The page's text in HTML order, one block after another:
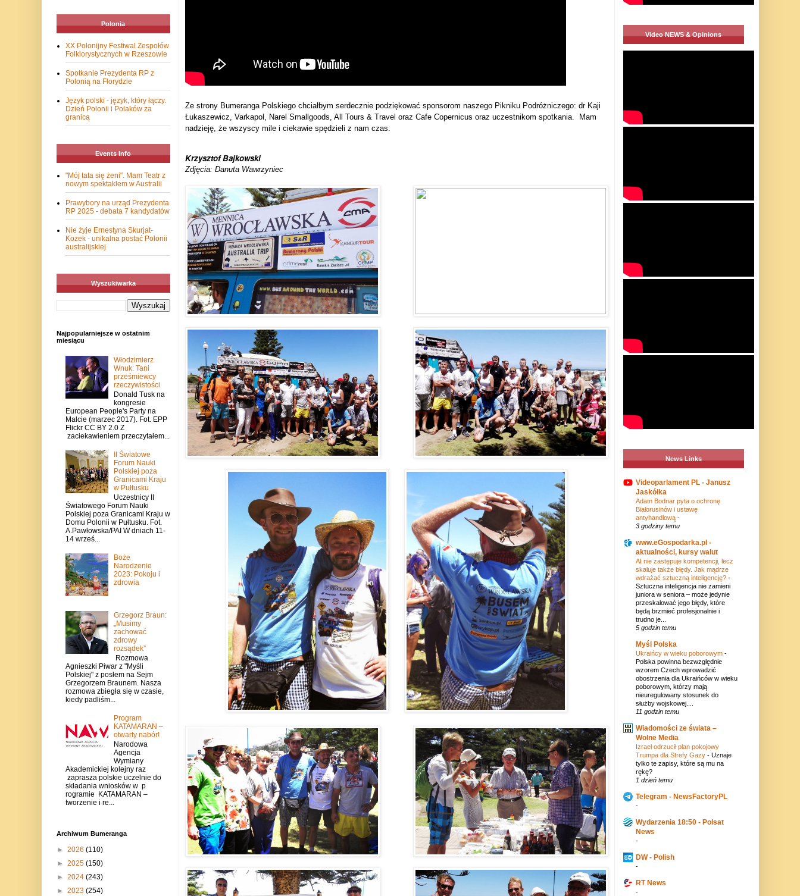
Ze strony Bumeranga Polskiego chciałbym serdecznie podziękować sponsorom naszego Pikniku Podróżniczego: dr Kaji
Łukaszewicz, Varkapol, Narel Smallgoods, All Tours & Travel oraz Cafe Copernicus oraz uczestnikom spotkania.
Mam
nadzieję, że wszyscy mile i ciekawie spędzieli z nam czas.
Krzysztof Bajkowski
Zdjęcia: Danuta Wawrzyniec
Polonia
XX Polonijny Festiwal Zespołów
Folklorystycznych w Rzeszowie
Spotkanie Prezydenta RP z
Polonią na Florydzie
Język polski - język, który łączy.
Dzień Polonii i Polaków za
granicą
Events Info
"Mój tata się żeni". Mam Teatr z
nowym spektaklem w Australii
Prawybory na urząd Prezydenta
RP 2025 - debata 7 kandydatów
Nie żyje Ernestyna Skurjat-
Kozek - unikalna postać Polonii
australijskiej
Wyszukiwarka
Najpopularniejsze w ostatnim
miesiącu
Włodzimierz
Wnuk: Tani
prześmiewcy
rzeczywistości
Donald Tusk na
kongresie
European People's Party na
Malcie (marzec 2017). Fot. EPP
Flickr CC BY 2.0 Z
zaciekawieniem przeczytałem...
II Światowe
Forum Nauki
Polskiej poza
Granicami Kraju
w Pułtusku
Uczestnicy II
Światowego Forum Nauki
Polskiej poza Granicami Kraju w
Domu Polonii w Pułtusku. Fot.
A.Pawłowska/PAI W dniach 11-
14 wrześ...
Boże
Narodzenie
2023: Pokoju i
zdrowia
Grzegorz Braun:
„Musimy
zachować
zdrowy
rozsądek”
Rozmowa
Agnieszki Piwar z "Myśli
Polskiej" z posłem na Sejm
Grzegorzem Braunem. Nasza
rozmowa zbiegła się w czasie,
kiedy padliśm...
Program
KATAMARAN –
otwarty nabór!
Narodowa
Agencja
Wymiany
Akademickiej kolejny raz
zaprasza polskie uczelnie do
składania wniosków w p
rogramie KATAMARAN –
tworzenie i re...
Archiwum Bumeranga
► 2026 (110)
► 2025 (150)
► 2024 (243)
► 2023 (254)
Video NEWS & Opinions
News Links
Videoparlament PL - Janusz
Jaskółka
Adam Bodnar pyta o ochronę
Białorusinów i ustawę
antyhandlową -
3 godziny temu
www.eGospodarka.pl -
aktualności, kursy walut
AI nie zastępuje kompetencji, lecz
skaluje także błędy. Jak mądrze
wdrażać sztuczną inteligencję? -
Sztuczna inteligencja nie zamieni
juniora w seniora – może jedynie
przeskalować jego błędy, które
będą brzmieć profesjonalnie i
trudno je...
5 godzin temu
Myśl Polska
Ukraińcy w wieku poborowym -
Polska powinna bezwzględnie
wzorem Czech wprowadzić
obostrzenia dla Ukraińców w wieku
poborowym, którzy mają
nieuregulowany stosunek do
służby wojskowej....
11 godzin temu
Wiadomości ze świata –
Wolne Media
Izrael odrzucił plan pokojowy
Trumpa dla Strefy Gazy - Uznaje
tylko te zapisy, które są mu na
rękę?
1 dzień temu
Telegram - NewsFactoryPL
-
Wydarzenia 18:50 - Polsat
News
-
DW - Polish
-
RT News
-